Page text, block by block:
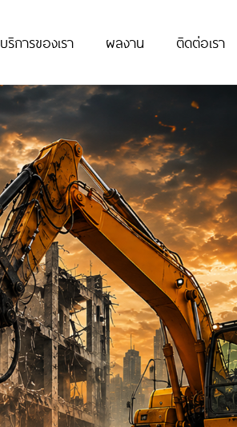
บริการของเรา ผลงาน ติดต่อเรา